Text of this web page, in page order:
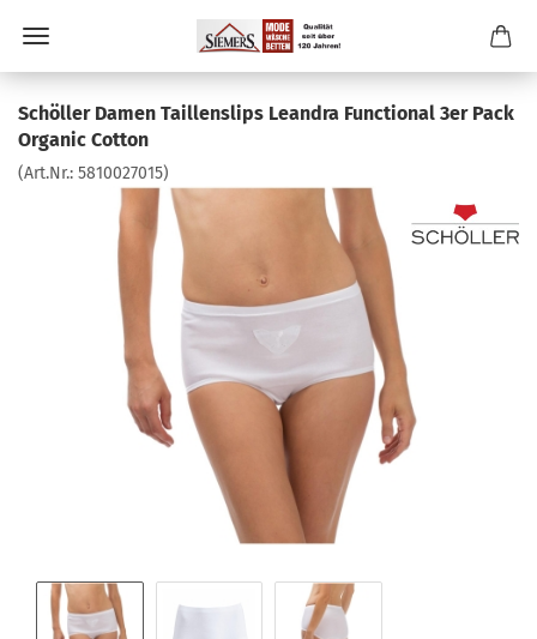
Schöller Damen Taillenslips Leandra Functional 3er Pack
Organic Cotton
(Art.Nr.: 5810027015)